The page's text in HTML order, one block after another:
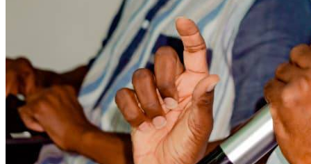
Forum portant sur les modalités et
opportunités de financement à destination
des OSC et OCB
Lire l'article